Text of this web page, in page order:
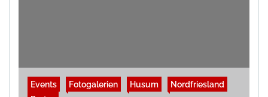
Events Fotogalerien Husum
Nordfriesland